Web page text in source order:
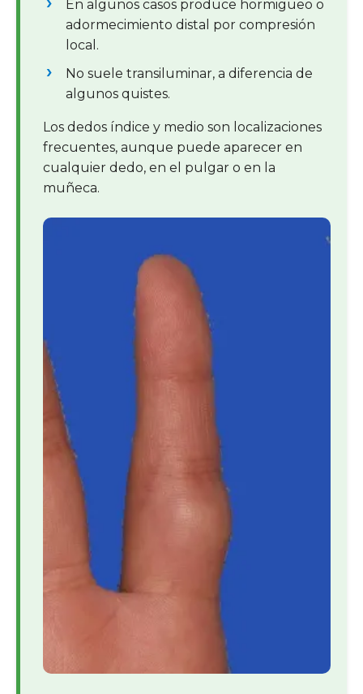
En algunos casos produce hormigueo o
adormecimiento distal por compresión
local.
No suele transiluminar, a diferencia de
algunos quistes.
Los dedos índice y medio son localizaciones
frecuentes, aunque puede aparecer en
cualquier dedo, en el pulgar o en la
muñeca.